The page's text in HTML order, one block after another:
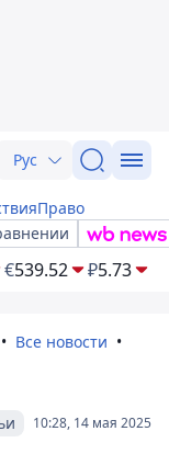
Рус
Право
€539.52 ₽5.73
Все новости
10:28, 14 мая 2025